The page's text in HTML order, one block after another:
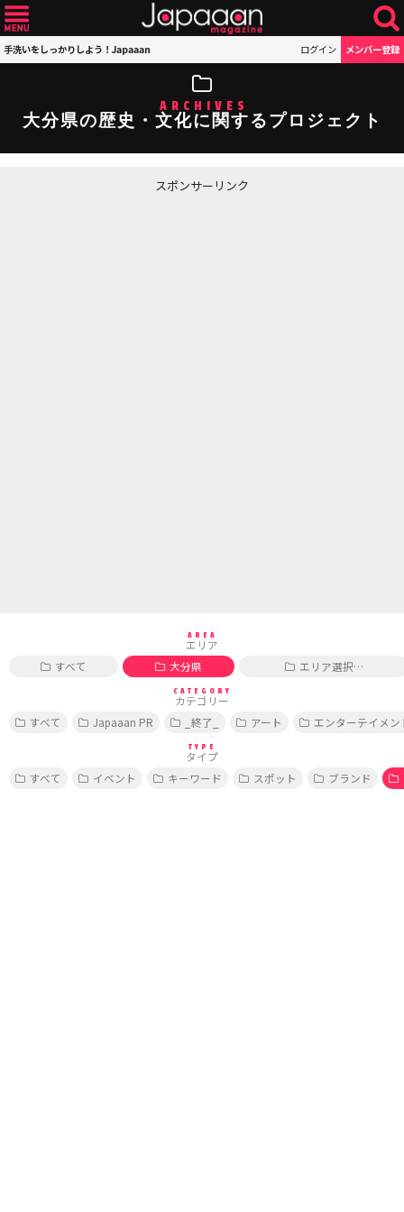
手洗いをしっかりしよう！Japaaan ログイン メンバー登録
ARCHIVES
大分県の歴史・文化に関するプロジェクト
スポンサーリンク
AREA
エリア
すべて
大分県 エリア選択…
CATEGORY
カテゴリー
すべて
Japaaan PR _終了_ アート エンターテイメン
TYPE
タイプ
すべて
イベント キーワード スポット ブランド